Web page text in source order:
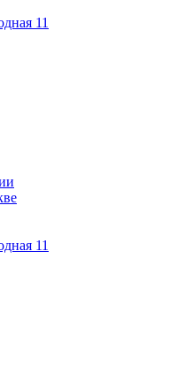
11
11